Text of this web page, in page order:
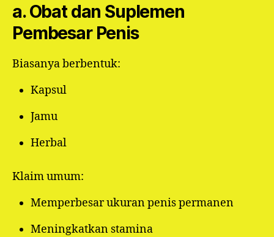
a. Obat dan Suplemen
Pembesar Penis
Biasanya berbentuk:
Kapsul
Jamu
Herbal
Klaim umum:
Memperbesar ukuran penis permanen
Meningkatkan stamina